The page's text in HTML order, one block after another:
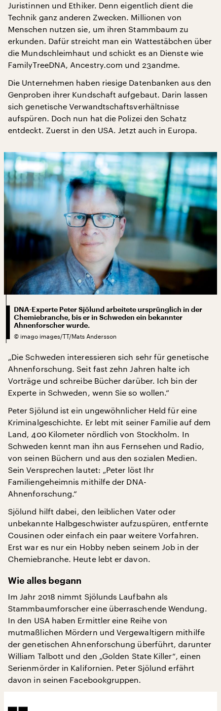
Juristinnen und Ethiker. Denn eigentlich dient die
Technik ganz anderen Zwecken. Millionen von
Menschen nutzen sie, um ihren Stammbaum zu
erkunden. Dafür streicht man ein Wattestäbchen über
die Mundschleimhaut und schickt es an Dienste wie
FamilyTreeDNA, Ancestry.com und 23andme.
Die Unternehmen haben riesige Datenbanken aus den
Genproben ihrer Kundschaft aufgebaut. Darin lassen
sich genetische Verwandtschaftsverhältnisse
aufspüren. Doch nun hat die Polizei den Schatz
entdeckt. Zuerst in den USA. Jetzt auch in Europa.
DNA-Experte Peter Sjölund arbeitete ursprünglich in der
Chemiebranche, bis er in Schweden ein bekannter
Ahnenforscher wurde.
© imago images/TT/Mats Andersson
„Die Schweden interessieren sich sehr für genetische
Ahnenforschung. Seit fast zehn Jahren halte ich
Vorträge und schreibe Bücher darüber. Ich bin der
Experte in Schweden, wenn Sie so wollen.“
Peter Sjölund ist ein ungewöhnlicher Held für eine
Kriminalgeschichte. Er lebt mit seiner Familie auf dem
Land, 400 Kilometer nördlich von Stockholm. In
Schweden kennt man ihn aus Fernsehen und Radio,
von seinen Büchern und aus den sozialen Medien.
Sein Versprechen lautet: „Peter löst Ihr
Familiengeheimnis mithilfe der DNA-
Ahnenforschung.“
Sjölund hilft dabei, den leiblichen Vater oder
unbekannte Halbgeschwister aufzuspüren, entfernte
Cousinen oder einfach ein paar weitere Vorfahren.
Erst war es nur ein Hobby neben seinem Job in der
Chemiebranche. Heute lebt er davon.
Wie alles begann
Im Jahr 2018 nimmt Sjölunds Laufbahn als
Stammbaumforscher eine überraschende Wendung.
In den USA haben Ermittler eine Reihe von
mutmaßlichen Mördern und Vergewaltigern mithilfe
der genetischen Ahnenforschung überführt, darunter
William Talbott und den „Golden State Killer“, einen
Serienmörder in Kalifornien. Peter Sjölund erfährt
davon in seinen Facebookgruppen.